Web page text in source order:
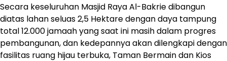
Secara keseluruhan Masjid Raya Al-Bakrie dibangun
diatas lahan seluas 2,5 Hektare dengan daya tampung
total 12.000 jamaah yang saat ini masih dalam progres
pembangunan, dan kedepannya akan dilengkapi dengan
fasilitas ruang hijau terbuka, Taman Bermain dan Kios